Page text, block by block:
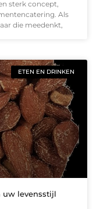
sterk concept,
Als
die meedenkt,
ETEN EN DRINKEN
uw levensstijl